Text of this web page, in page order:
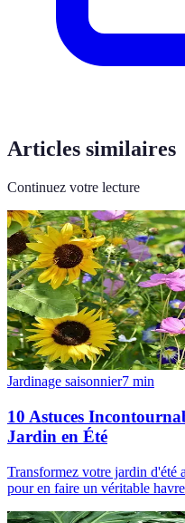
Articles similaires
Continuez votre lecture
Jardinage saisonnier7 min
10 Astuces
Jardin en Été
Transformez votre jardin d'été
pour en faire un véritable